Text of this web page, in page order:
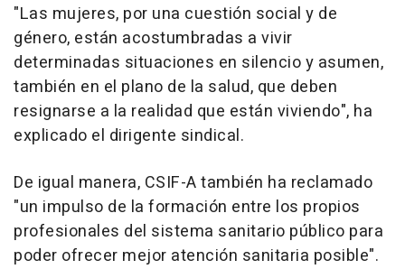
"Las mujeres, por una cuestión social y de
género, están acostumbradas a vivir
determinadas situaciones en silencio y asumen,
también en el plano de la salud, que deben
resignarse a la realidad que están viviendo", ha
explicado el dirigente sindical.
De igual manera, CSIF-A también ha reclamado
"un impulso de la formación entre los propios
profesionales del sistema sanitario público para
poder ofrecer mejor atención sanitaria posible".